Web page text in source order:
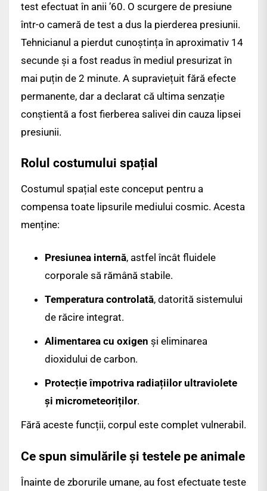
test efectuat în anii ’60. O scurgere de presiune
într-o cameră de test a dus la pierderea presiunii.
Tehnicianul a pierdut cunoștința în aproximativ 14
secunde și a fost readus în mediul presurizat în
mai puțin de 2 minute. A supraviețuit fără efecte
permanente, dar a declarat că ultima senzație
conștientă a fost fierberea salivei din cauza lipsei
presiunii.
Rolul costumului spațial
Costumul spațial este conceput pentru a
compensa toate lipsurile mediului cosmic. Acesta
menține:
Presiunea internă, astfel încât fluidele
corporale să rămână stabile.
Temperatura controlată, datorită sistemului
de răcire integrat.
Alimentarea cu oxigen și eliminarea
dioxidului de carbon.
Protecție împotriva radiațiilor ultraviolete
și micrometeoriților.
Fără aceste funcții, corpul este complet vulnerabil.
Ce spun simulările și testele pe animale
Înainte de zborurile umane, au fost efectuate teste